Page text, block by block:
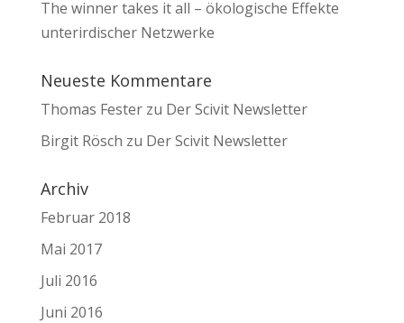
The winner takes it all – ökologische Effekte
unterirdischer Netzwerke
Neueste Kommentare
Thomas Festerzu Der Scivit Newsletter
Birgit Rösch zu Der Scivit Newsletter
Archiv
Februar 2018
Mai 2017
Juli 2016
Juni 2016